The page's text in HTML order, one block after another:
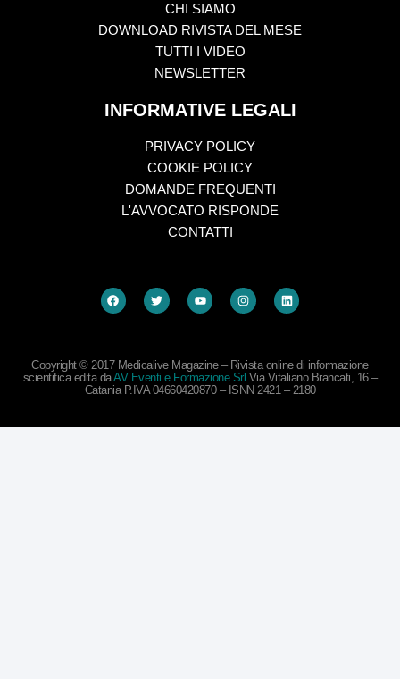
CHI SIAMO
DOWNLOAD RIVISTA DEL MESE
TUTTI I VIDEO
NEWSLETTER
INFORMATIVE LEGALI
PRIVACY POLICY
COOKIE POLICY
DOMANDE FREQUENTI
L'AVVOCATO RISPONDE
CONTATTI
Copyright © 2017 Medicalive Magazine – Rivista online di informazione
scientifica edita daAV Eventi e Formazione Srl Via Vitaliano Brancati, 16 –
Catania P.IVA 04660420870 – ISNN 2421 – 2180